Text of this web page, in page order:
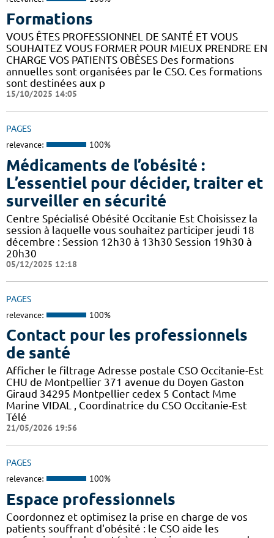
Formations
VOUS ÊTES PROFESSIONNEL DE SANTÉ ET VOUS
SOUHAITEZ VOUS FORMER POUR MIEUX PRENDRE EN
CHARGE VOS PATIENTS OBÈSES Des formations
annuelles sont organisées par le CSO. Ces formations
sont destinées aux p
15/10/2025 14:05
PAGES
relevance: 100%
Médicaments de l’obésité :
L’essentiel pour décider, traiter et
surveiller en sécurité
Centre Spécialisé Obésité Occitanie Est Choisissez la
session à laquelle vous souhaitez participer jeudi 18
décembre : Session 12h30 à 13h30 Session 19h30 à
20h30
05/12/2025 12:18
PAGES
relevance: 100%
Contact pour les professionnels
de santé
Afficher le filtrage Adresse postale CSO Occitanie-Est
CHU de Montpellier 371 avenue du Doyen Gaston
Giraud 34295 Montpellier cedex 5 Contact Mme
Marine VIDAL , Coordinatrice du CSO Occitanie-Est
Télé
21/05/2026 19:56
PAGES
relevance: 100%
Espace professionnels
Coordonnez et optimisez la prise en charge de vos
patients souffrant d'obésité : le CSO aide les